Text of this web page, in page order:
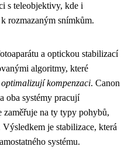
s teleobjektivy, kde i
rozmazaným snímkům.
a optickou stabilizací
algoritmy, které
kompenzaci. Canon
oba systémy pracují
zaměřuje na ty typy pohybů,
je stabilizace, která
systému.